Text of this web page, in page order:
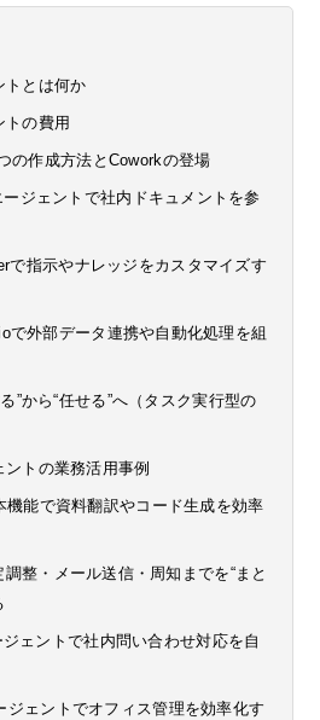
トとは何か
トの費用
の作成方法とCoworkの登場
ジェントで社内ドキュメントを参
で指示やナレッジをカスタマイズす
で外部データ連携や自動化処理を組
”から“任せる”へ（タスク実行型の
トの業務活用事例
機能で資料翻訳やコード生成を効率
整・メール送信・周知までを“まと
ェントで社内問い合わせ対応を自
ジェントでオフィス管理を効率化す